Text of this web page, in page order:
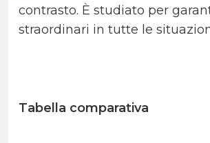
contrasto. È studiato per
straordinari in tutte le
Tabella comparativa